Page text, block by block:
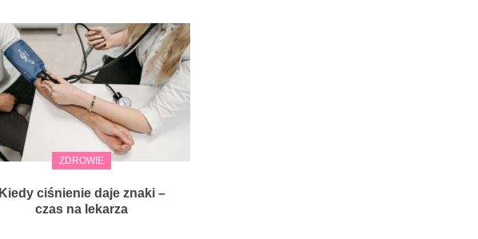
ZDROWIE
Kiedy ciśnienie daje znaki –
czas na lekarza